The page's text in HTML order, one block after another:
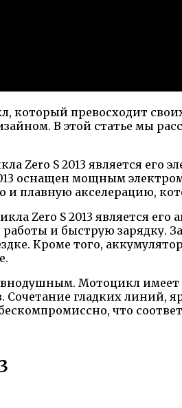
который превосходит
В этой статье мы
Zero S 2013 является
оснащен мощным
плавную акселерацию,
Zero S 2013 является
и быструю зарядку.
Кроме того,
Мотоцикл
Сочетание гладких линий,
что